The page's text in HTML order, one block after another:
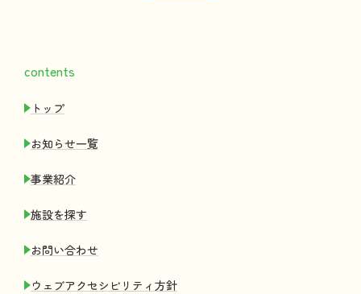
contents
トップ
お知 らせ一覧
事業紹介
施設を探す
お問い合わせ
ウェブアクセシビリティ 方針